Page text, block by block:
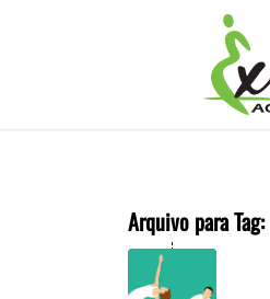
Arquivo para Tag: